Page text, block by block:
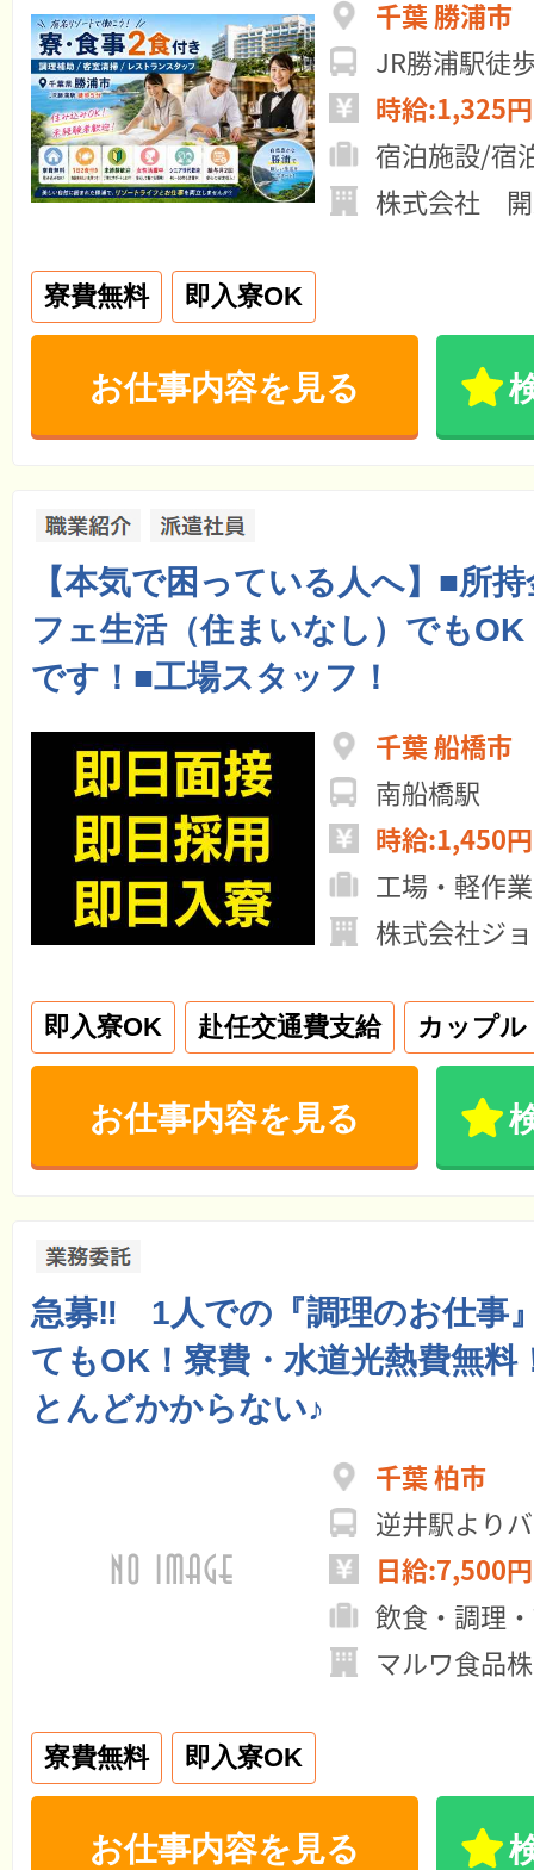
千葉 勝浦市
JR勝浦駅徒
時給:1,325
宿泊施設/宿
株式会社
寮費無料 即入寮OK
お仕事内容を見る
【本気で困っている人へ】■所
フェ生活（住まいなし）でも
です！■工場スタッフ！
千葉 船橋市
南船橋駅
時給:1,450
工場・軽作業
株式会社ジ
即入寮OK 赴任交通費支給 カップル
お仕事内容を見る
急募‼ 1人での『調理のお仕事
てもOK！寮費・水道光熱費無料
とんどかからない♪
千葉 柏市
逆井駅より
日給:7,500
飲食・調理
マルワ食品
寮費無料 即入寮OK
お仕事内容を見る